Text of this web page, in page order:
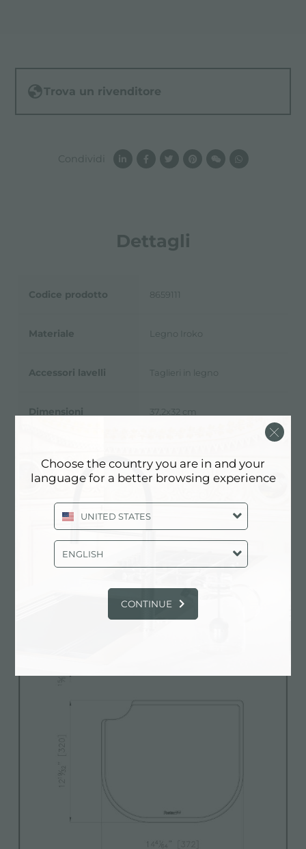
Dettagli
Scheda Tecnica pdf
Modello 3D zip
Codice prodotto 8659111
Materiale Legno Iroko
Accessori lavelli Taglieri in legno
Dimensioni 37,2x32 cm
Trova un rivenditore
Condividi
Choose the country you are in and your
language for a better browsing experience
UNITED STATES
ENGLISH
CONTINUE